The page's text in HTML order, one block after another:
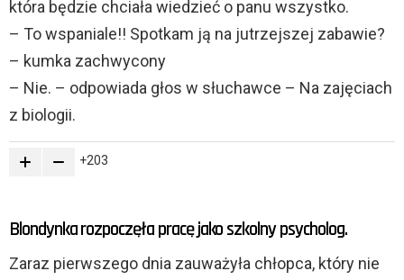
która będzie chciała wiedzieć o panu wszystko.
– To wspaniale!! Spotkam ją na jutrzejszej zabawie?
– kumka zachwycony
– Nie. – odpowiada głos w słuchawce – Na zajęciach
z biologii.
203
Blondynka rozpoczęła pracę jako szkolny psycholog.
Zaraz pierwszego dnia zauważyła chłopca, który nie